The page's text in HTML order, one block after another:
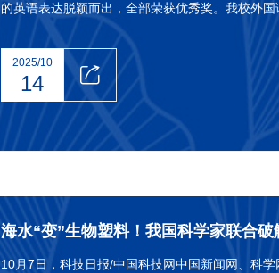
的英语表达脱颖而出，全部荣获优秀奖。我校外国
同时获得“最佳外交风采奖”。
2025/10
14
10月7日，科技日报/中国科技网中国新闻网、科